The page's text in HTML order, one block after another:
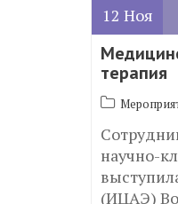
12 Ноя
терапия
научно-
(ИЦАЭ)